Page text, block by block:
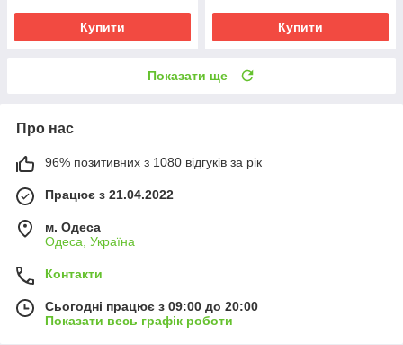
Купити Купити
Показати ще
Про нас
96% позитивних з 1080 відгуків за рік
Працює з 21.04.2022
м. Одеса
Одеса, Україна
Контакти
Сьогодні працює з 09:00 до 20:00
Показати весь графік роботи